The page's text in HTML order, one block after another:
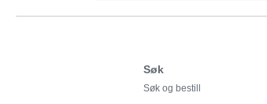
Søk
Søk og bestill